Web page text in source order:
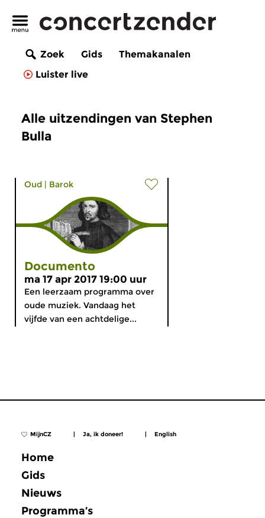
Zoek Gids
Themakanalen
Luister live
Alle uitzendingen van Stephen
Bulla
Oud | Barok
Documento
ma 17 apr 2017 19:00 uur
Een leerzaam programma over
oude muziek. Vandaag het
vijfde van een achtdelige...
MijnCZ | Ja, ik doneer! | English
Home
Gids
Nieuws
Programma’s